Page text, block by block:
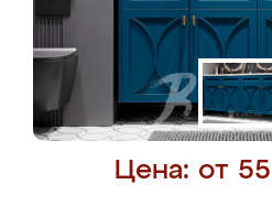
Цена: от